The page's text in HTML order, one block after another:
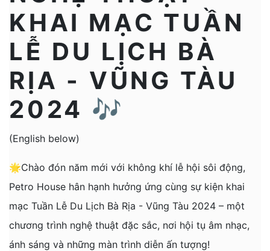
KHAI MẠC TUẦN
LỄ DU LỊCH BÀ
RỊA - VŨNG TÀU
2024 🎶
(English below)
🌟Chào đón năm mới với không khí lễ hội sôi động,
Petro House hân hạnh hưởng ứng cùng sự kiện khai
mạc Tuần Lễ Du Lịch Bà Rịa - Vũng Tàu 2024 – một
chương trình nghệ thuật đặc sắc, nơi hội tụ âm nhạc,
ánh sáng và những màn trình diễn ấn tượng!